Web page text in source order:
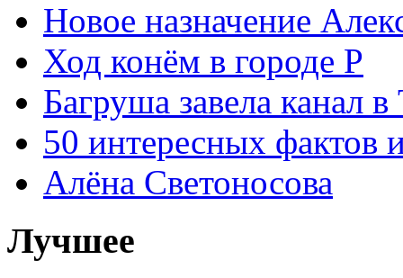
Новое назначение
Ход конём в городе Р
Багруша завела канал в
50 интересных фактов
Алёна Светоносова
Лучшее